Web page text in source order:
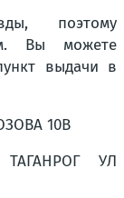
поэтому
Вы можете
выдачи в
10В
УЛ